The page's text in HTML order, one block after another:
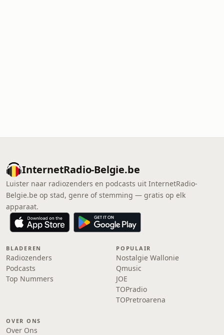
InternetRadio-Belgie.be
Luister naar radiozenders en podcasts uit InternetRadio-
Belgie.be op stad, genre of stemming — gratis op elk
apparaat.
BLADEREN
Radiozenders
Podcasts
Top Nummers
POPULAIR
Nostalgie Wallonie
Qmusic
JOE
TOPradio
TOPretroarena
OVER ONS
Over Ons